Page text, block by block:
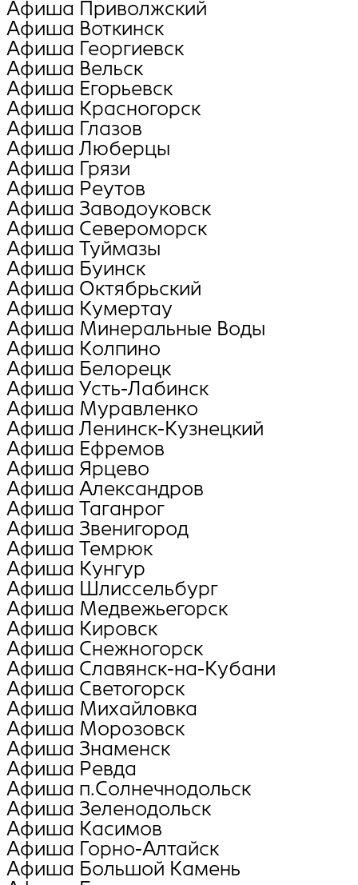
Афиша Приволжский
Афиша Воткинск
Афиша Георгиевск
Афиша Вельск
Афиша Егорьевск
Афиша Красногорск
Афиша Глазов
Афиша Люберцы
Афиша Грязи
Афиша Реутов
Афиша Заводоуковск
Афиша Североморск
Афиша Туймазы
Афиша Буинск
Афиша Октябрьский
Афиша Кумертау
Афиша Минеральные Воды
Афиша Колпино
Афиша Белорецк
Афиша Усть-Лабинск
Афиша Муравленко
Афиша Ленинск-Кузнецкий
Афиша Ефремов
Афиша Ярцево
Афиша Александров
Афиша Таганрог
Афиша Звенигород
Афиша Темрюк
Афиша Кунгур
Афиша Шлиссельбург
Афиша Медвежьегорск
Афиша Кировск
Афиша Снежногорск
Афиша Славянск-на-Кубани
Афиша Светогорск
Афиша Михайловка
Афиша Морозовск
Афиша Знаменск
Афиша Ревда
Афиша п.Солнечнодольск
Афиша Зеленодольск
Афиша Касимов
Афиша Горно-Алтайск
Афиша Большой Камень